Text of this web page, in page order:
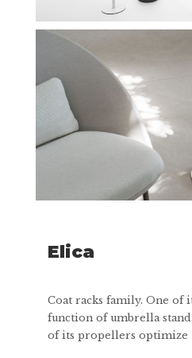
Elica
Coat racks family. One of
function of umbrella
of its propellers optimize